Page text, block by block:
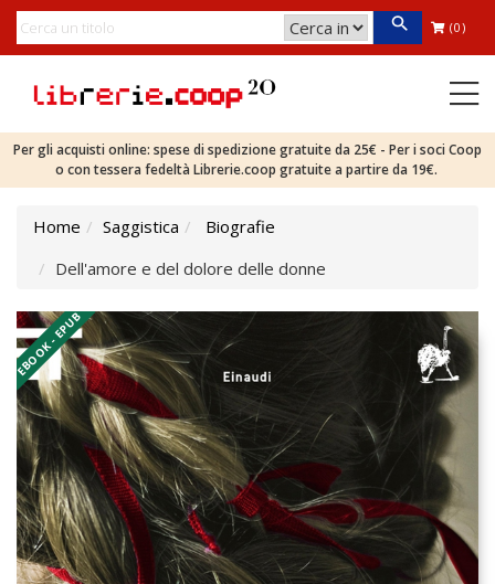
(0)
Per gli acquisti online: spese di spedizione gratuite da 25€ - Per i soci Coop
o con tessera fedeltà Librerie.coop gratuite a partire da 19€.
Home Saggistica
Biografie
Dell'amore e del dolore delle donne
EBOOK - EPUB